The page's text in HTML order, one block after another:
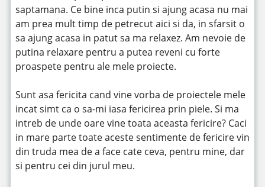
saptamana. Ce bine inca putin si ajung acasa nu mai
am prea mult timp de petrecut aici si da, in sfarsit o
sa ajung acasa in patut sa ma relaxez. Am nevoie de
putina relaxare pentru a putea reveni cu forte
proaspete pentru ale mele proiecte.
Sunt asa fericita cand vine vorba de proiectele mele
incat simt ca o sa-mi iasa fericirea prin piele. Si ma
intreb de unde oare vine toata aceasta fericire? Caci
in mare parte toate aceste sentimente de fericire vin
din truda mea de a face cate ceva, pentru mine, dar
si pentru cei din jurul meu.